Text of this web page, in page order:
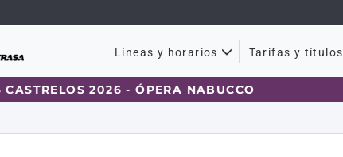
Líneas y horarios Tarifas y títulos
2026 - ÓPERA NABUCCO